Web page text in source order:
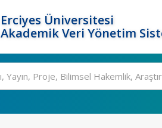
Erciyes Üniversitesi
Akademik Veri Yönetim